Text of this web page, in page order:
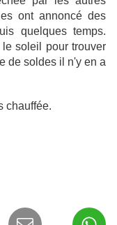
ont annoncé des
quelques temps.
le soleil pour trouver
de soldes il n'y en a
chauffée.